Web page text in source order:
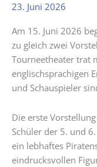
23. Juni 2026
Am 15. Juni 2026
zu gleich zwei
Tourneetheater trat
englischsprachigen
und Schauspieler
Die erste
Schüler der 5. und 6.
ein lebhaftes
eindrucksvollen